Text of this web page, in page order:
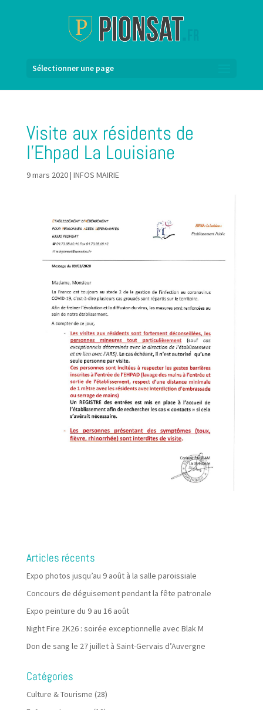
Sélectionner une page
Visite aux résidents de
l’Ehpad La Louisiane
9 mars 2020| INFOS MAIRIE
Articles récents
Expo photos jusqu’au 9 août à la salle paroissiale
Concours de déguisement pendant la fête patronale
Expo peinture du 9 au 16 août
Night Fire 2K26 : soirée exceptionnelle avec Blak M
Don de sang le 27 juillet à Saint-Gervais d’Auvergne
Catégories
Culture & Tourisme (28)